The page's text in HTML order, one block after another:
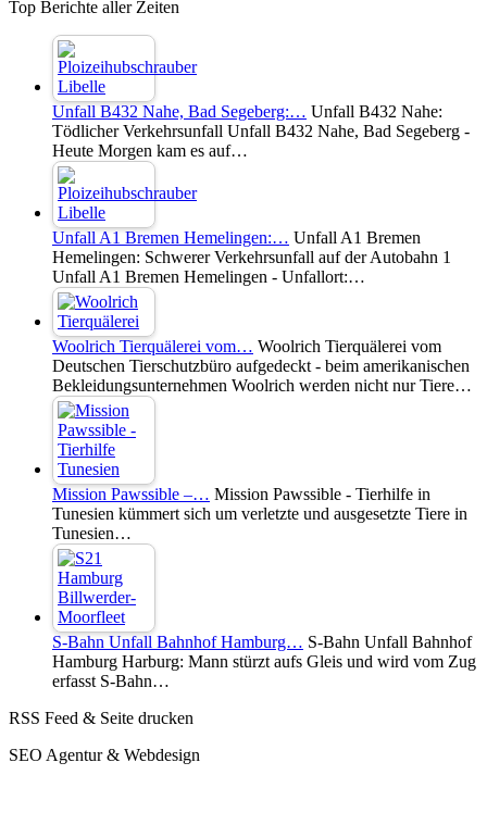
Top Berichte aller Zeiten
Unfall B432 Nahe, Bad Segeberg:… Unfall B432 Nahe:
Tödlicher Verkehrsunfall Unfall B432 Nahe, Bad Segeberg -
Heute Morgen kam es auf…
Unfall A1 Bremen Hemelingen:… Unfall A1 Bremen
Hemelingen: Schwerer Verkehrsunfall auf der Autobahn 1
Unfall A1 Bremen Hemelingen - Unfallort:…
Woolrich Tierquälerei vom… Woolrich Tierquälerei vom
Deutschen Tierschutzbüro aufgedeckt - beim amerikanischen
Bekleidungsunternehmen Woolrich werden nicht nur Tiere…
Mission Pawssible –… Mission Pawssible - Tierhilfe in
Tunesien kümmert sich um verletzte und ausgesetzte Tiere in
Tunesien…
S-Bahn Unfall Bahnhof Hamburg… S-Bahn Unfall Bahnhof
Hamburg Harburg: Mann stürzt aufs Gleis und wird vom Zug
erfasst S-Bahn…
RSS Feed & Seite drucken
SEO Agentur & Webdesign